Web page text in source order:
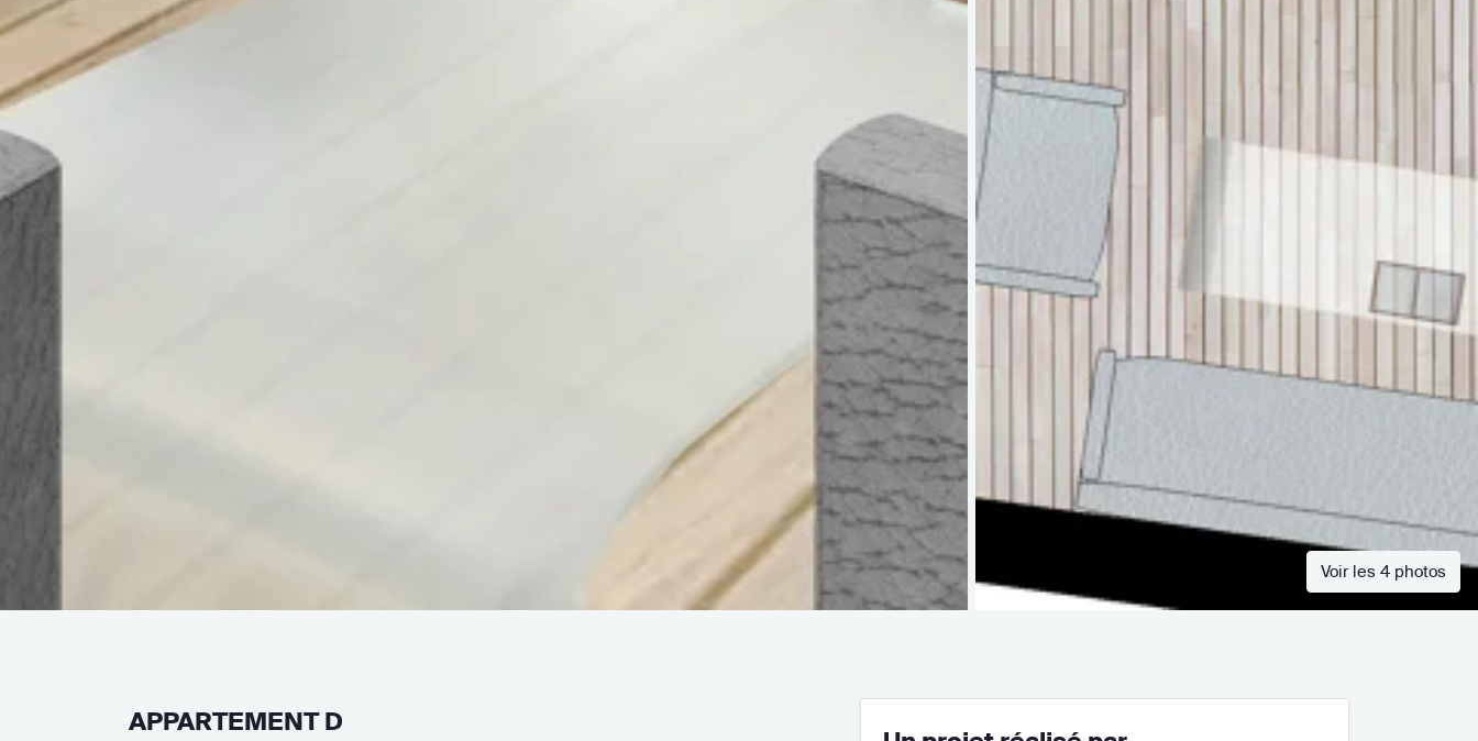
Voir les 4 photos
APPARTEMENT D